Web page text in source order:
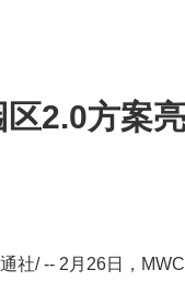
2.0方案
社/ -- 2月26日，